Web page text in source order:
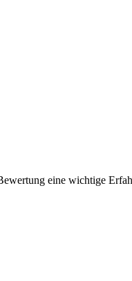
eine wichtige